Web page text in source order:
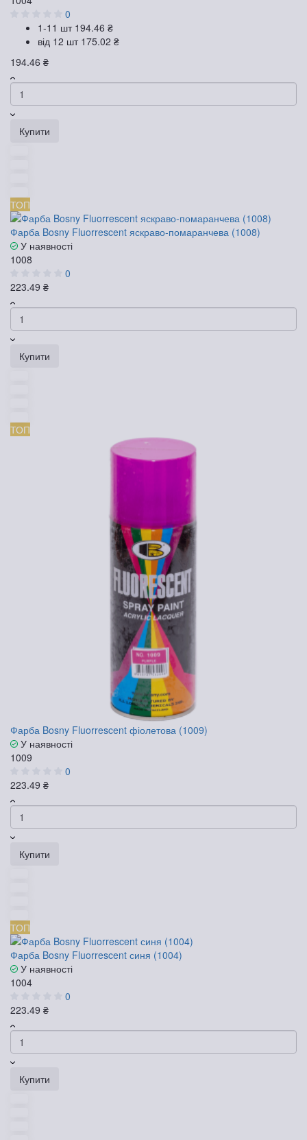
0
1-11 шт 194.46 ₴
від 12 шт 175.02 ₴
194.46 ₴
Купити
ТОП
Фарба Bosny Fluorrescent яскраво-помаранчева (1008)
У наявності
1008
0
223.49 ₴
Купити
ТОП
Фарба Bosny Fluorrescent фіолетова (1009)
У наявності
1009
0
223.49 ₴
Купити
ТОП
Фарба Bosny Fluorrescent синя (1004)
У наявності
1004
0
223.49 ₴
Купити